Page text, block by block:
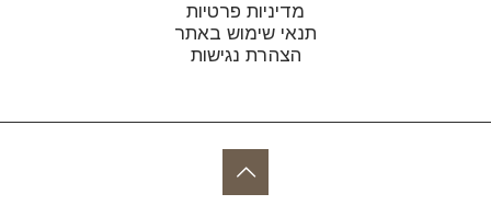
מדיניות פרטיות
תנאי שימוש באתר
הצהרת נגישות